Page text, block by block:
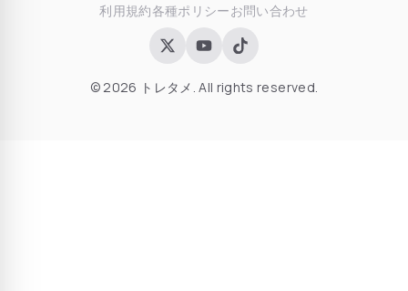
利用規約各種ポリシーお問い合わせ
© 2026 トレタメ. All rights reserved.